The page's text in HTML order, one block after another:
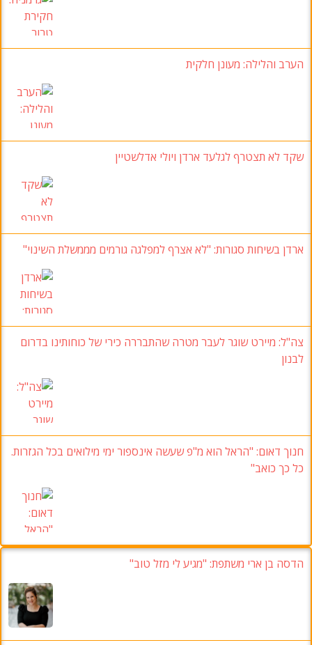
הערב והלילה: מעונן חלקית
שקד לא תצטרף לגלעד ארדן ויולי אדלשטיין
ארדן בשיחות סגורות: "לא אצרף למפלגה גורמים מממשלת השינוי"
צה"ל: מיירט שוגר לעבר מטרה שהתבררה כירי של כוחותינו בדרום
לבנון
חנוך דאום: "הראל הוא מ"פ שעשה אינספור ימי מילואים בכל הגזרות.
כל כך כואב"
הדסה בן ארי משתפת: "מגיע לי מזל טוב"